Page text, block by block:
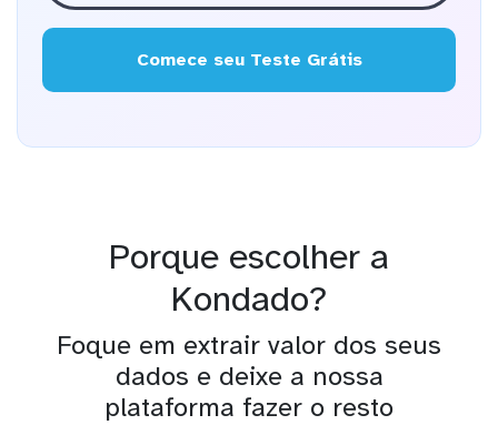
Comece seu Teste Grátis
Porque escolher a
Kondado?
Foque em extrair valor dos seus
dados e deixe a nossa
plataforma fazer o resto